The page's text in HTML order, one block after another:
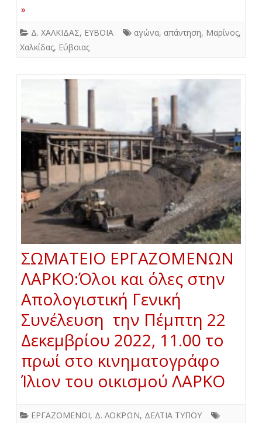
»
Δ. ΧΑΛΚΙΔΑΣ, ΕΥΒΟΙΑ αγώνα, απάντηση, Μαρίνος,
Χαλκίδας, Εύβοιας
ΣΩΜΑΤΕΙΟ ΕΡΓΑΖΟΜΕΝΩΝ
ΛΑΡΚΟ:Όλοι και όλες στην
Απολογιστική Γενική
Συνέλευση την Πέμπτη 22
Δεκεμβρίου 2022, 11.00 το
πρωί στο κινηματογράφο
Ίλιον του οικισμού ΛΑΡΚΟ
ΕΡΓΑΖΟΜΕΝΟΙ, Δ. ΛΟΚΡΩΝ, ΔΕΛΤΙΑ ΤΥΠΟΥ